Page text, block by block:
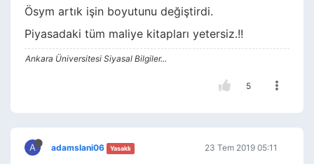
Ösym artık işin boyutunu değiştirdi.
Piyasadaki tüm maliye kitapları yetersiz.!!
Ankara Üniversitesi Siyasal Bilgiler...
5
A adamslani06 Yasaklı 23 Tem 2019 05:11